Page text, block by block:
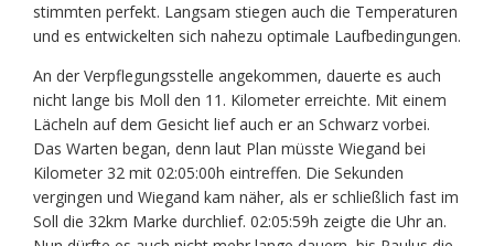
stimmten perfekt. Langsam stiegen auch die Temperaturen
und es entwickelten sich nahezu optimale Laufbedingungen.
An der Verpflegungsstelle angekommen, dauerte es auch
nicht lange bis Moll den 11. Kilometer erreichte. Mit einem
Lächeln auf dem Gesicht lief auch er an Schwarz vorbei.
Das Warten began, denn laut Plan müsste Wiegand bei
Kilometer 32 mit 02:05:00h eintreffen. Die Sekunden
vergingen und Wiegand kam näher, als er schließlich fast im
Soll die 32km Marke durchlief. 02:05:59h zeigte die Uhr an.